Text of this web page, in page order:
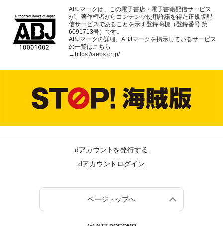
ABJマークは、この電子書店・電子書籍配信サービス
が、著作権者からコンテンツ使用許諾を得た正規版配
信サービスであることを示す登録商標（登録番号 第
6091713号）です。
ABJマークの詳細、ABJマークを掲示しているサービス
の一覧はこちら
→ https://aebs.or.jp/
dアカウントを発行する
dアカウントログイン
ページトップへ